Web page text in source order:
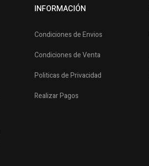
INFORMACIÓN
Condiciones de Envios
Condiciones de Venta
Politicas de Privacidad
Realizar Pagos